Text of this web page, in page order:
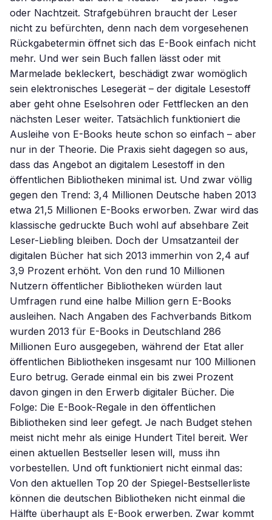
oder Nachtzeit. Strafgebühren braucht der Leser
nicht zu befürchten, denn nach dem vorgesehenen
Rückgabetermin öffnet sich das E-Book einfach nicht
mehr. Und wer sein Buch fallen lässt oder mit
Marmelade bekleckert, beschädigt zwar womöglich
sein elektronisches Lesegerät – der digitale Lesestoff
aber geht ohne Eselsohren oder Fettflecken an den
nächsten Leser weiter. Tatsächlich funktioniert die
Ausleihe von E-Books heute schon so einfach – aber
nur in der Theorie. Die Praxis sieht dagegen so aus,
dass das Angebot an digitalem Lesestoff in den
öffentlichen Bibliotheken minimal ist. Und zwar völlig
gegen den Trend: 3,4 Millionen Deutsche haben 2013
etwa 21,5 Millionen E-Books erworben. Zwar wird das
klassische gedruckte Buch wohl auf absehbare Zeit
Leser-Liebling bleiben. Doch der Umsatzanteil der
digitalen Bücher hat sich 2013 immerhin von 2,4 auf
3,9 Prozent erhöht. Von den rund 10 Millionen
Nutzern öffentlicher Bibliotheken würden laut
Umfragen rund eine halbe Million gern E-Books
ausleihen. Nach Angaben des Fachverbands Bitkom
wurden 2013 für E-Books in Deutschland 286
Millionen Euro ausgegeben, während der Etat aller
öffentlichen Bibliotheken insgesamt nur 100 Millionen
Euro betrug. Gerade einmal ein bis zwei Prozent
davon gingen in den Erwerb digitaler Bücher. Die
Folge: Die E-Book-Regale in den öffentlichen
Bibliotheken sind leer gefegt. Je nach Budget stehen
meist nicht mehr als einige Hundert Titel bereit. Wer
einen aktuellen Bestseller lesen will, muss ihn
vorbestellen. Und oft funktioniert nicht einmal das:
Von den aktuellen Top 20 der Spiegel-Bestsellerliste
können die deutschen Bibliotheken nicht einmal die
Hälfte überhaupt als E-Book erwerben. Zwar kommt